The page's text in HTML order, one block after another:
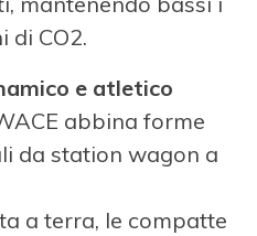
di CO2.
e atletico
abbina forme
da station wagon a
a terra, le compatte